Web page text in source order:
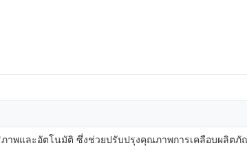
ภาพและอัตโนมัติ ซึ่งช่วยปรับปรุงคุณภาพการเคลือบผลิต